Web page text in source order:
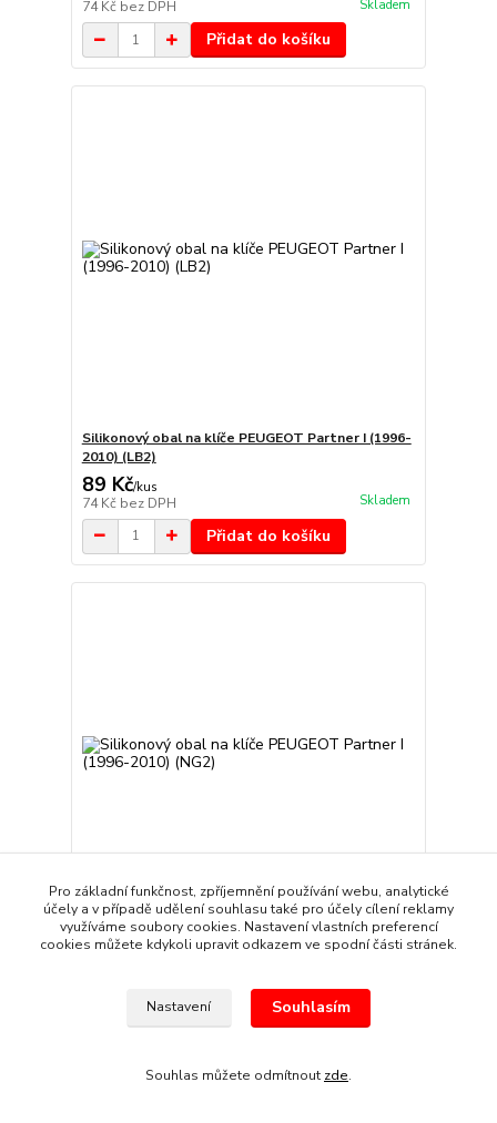
74 Kč bez DPH Skladem
Přidat do košíku
Silikonový obal na klíče PEUGEOT Partner I (1996-
2010) (LB2)
89 Kč/kus
74 Kč bez DPH Skladem
Přidat do košíku
Silikonový obal na klíče PEUGEOT Partner I (1996-
2010) (NG2)
bez DPH Skladem
Přidat do košíku
Pro základní funkčnost, zpříjemnění používání webu, analytické
účely a v případě udělení souhlasu také pro účely cílení reklamy
využíváme soubory cookies. Nastavení vlastních preferencí
cookies můžete kdykoli upravit odkazem ve spodní části stránek.
Nastavení Souhlasím
Souhlas můžete odmítnout zde.